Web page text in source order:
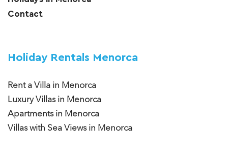
Contact
Holiday Rentals Menorca
Rent a Villa in Menorca
Luxury Villas in Menorca
Apartments in Menorca
Villas with Sea Views in Menorca